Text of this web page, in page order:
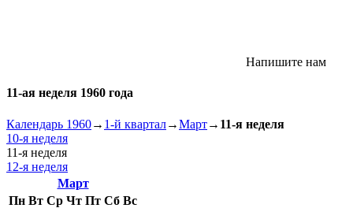
Напишите нам
11-ая неделя 1960 года
Календарь 1960→ 1-й квартал→Март→ 11-я неделя
10-я неделя
11-я неделя
12-я неделя
Март
Пн Вт Ср Чт Пт Сб Вс